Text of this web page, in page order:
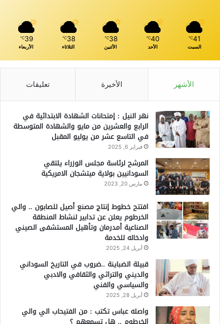
41
℃
السبت
40
℃
الأحد
38
℃
الأثنين
38
℃
الثلاثاء
39
℃
الأربعاء
الأشهر الأخيرة تعليقات
نهر النيل : إمتحانات الشهادة الابتدائية في
الرابع والعشرين من مايو والشهادة المتوسطة
في التاسع عشر من يوليو المقبل
فبراير 6, 2025
المرشح لرئاسة مجلس الوزراء يلتقي
السودانيين بولاية ميتشجان الامريكية
مارس 20, 2023
افتتح خطوط إنتاج مصنع أصيل للصابون .. والي
الخرطوم يعلن عن تدابير لنشاط المنطقة
الصناعية أمدرمان وتأهيل المستشفى الصيني
وادخاله للخدمة
أبريل 24, 2025
قبيلة الضباينة ..ضروب في التاريخ السوداني
والديني والتراثي والثقافي والادبي
والسياسي والفني
أبريل 28, 2025
واصله عباس تكتب : من الفتيحاب الي والي